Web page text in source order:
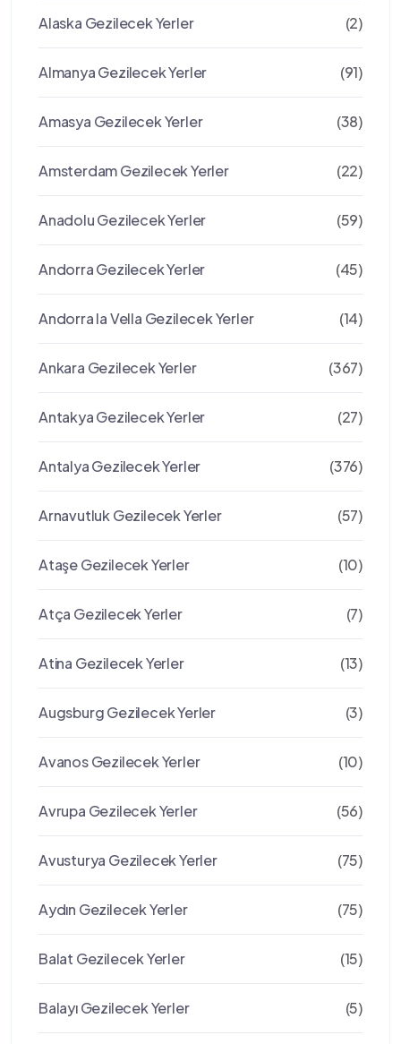
Alaska Gezilecek Yerler (2)
Almanya Gezilecek Yerler (91)
Amasya Gezilecek Yerler (38)
Amsterdam Gezilecek Yerler (22)
Anadolu Gezilecek Yerler (59)
Andorra Gezilecek Yerler (45)
Andorra la Vella Gezilecek Yerler (14)
Ankara Gezilecek Yerler (367)
Antakya Gezilecek Yerler (27)
Antalya Gezilecek Yerler (376)
Arnavutluk Gezilecek Yerler (57)
Ataşe Gezilecek Yerler (10)
Atça Gezilecek Yerler (7)
Atina Gezilecek Yerler (13)
Augsburg Gezilecek Yerler (3)
Avanos Gezilecek Yerler (10)
Avrupa Gezilecek Yerler (56)
Avusturya Gezilecek Yerler (75)
Aydın Gezilecek Yerler (75)
Balat Gezilecek Yerler (15)
Balayı Gezilecek Yerler (5)